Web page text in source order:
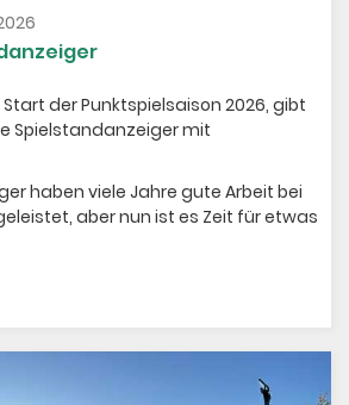
der Punktspielsaison 2026, gibt
Spielstandanzeiger mit
haben viele Jahre gute Arbeit bei
aber nun ist es Zeit für etwas